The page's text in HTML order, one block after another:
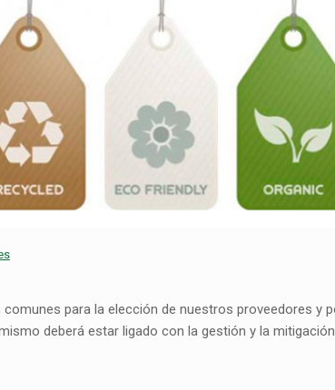
para la elección de nuestros proveedores y
deberá estar ligado con la gestión y la